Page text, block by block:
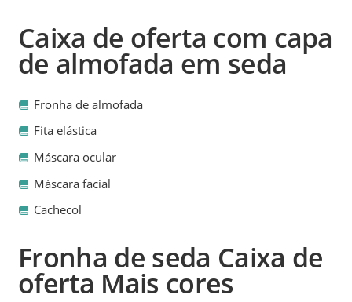
Caixa de oferta com capa
de almofada em seda
Fronha de almofada
Fita elástica
Máscara ocular
Máscara facial
Cachecol
Fronha de seda Caixa de
oferta Mais cores